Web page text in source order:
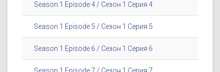
Season 1 Episode 4 / Сезон 1 Серия 4
Season 1 Episode 5 / Сезон 1 Серия 5
Season 1 Episode 6 / Сезон 1 Серия 6